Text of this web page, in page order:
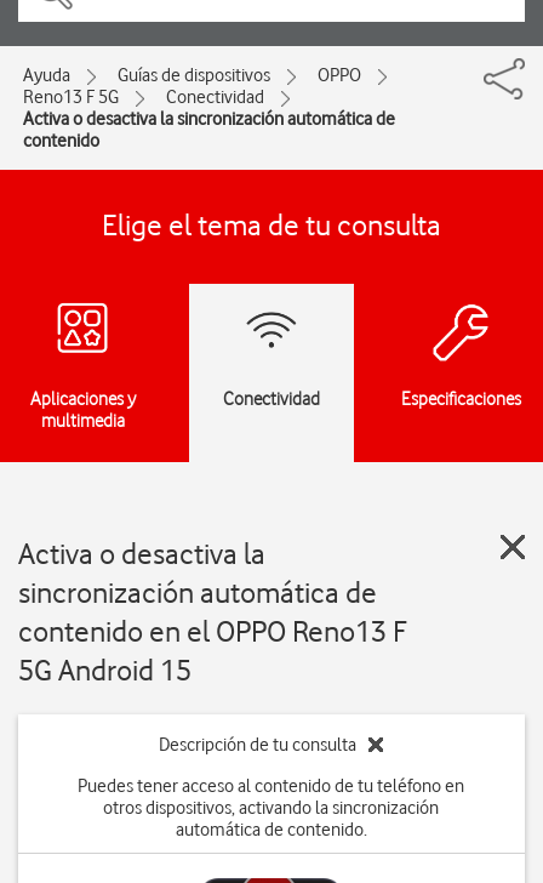
Ayuda Guías de dispositivos
OPPO
Reno13 F 5G
Conectividad
Activa o desactiva la sincronización automática de
contenido
Elige el tema de tu consulta
Aplicaciones y
multimedia
Conectividad Especificaciones
Activa o desactiva la
sincronización automática de
contenido en el OPPO Reno13 F
5G Android 15
Descripción de tu consulta
Puedes tener acceso al contenido de tu teléfono en
otros dispositivos, activando la sincronización
automática de contenido.